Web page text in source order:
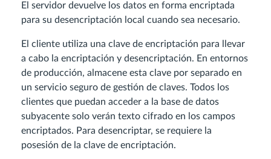
El servidor devuelve los datos en forma encriptada
para su desencriptación local cuando sea necesario.
El cliente utiliza una clave de encriptación para llevar
a cabo la encriptación y desencriptación. En entornos
de producción, almacene esta clave por separado en
un servicio seguro de gestión de claves. Todos los
clientes que puedan acceder a la base de datos
subyacente solo verán texto cifrado en los campos
encriptados. Para desencriptar, se requiere la
posesión de la clave de encriptación.